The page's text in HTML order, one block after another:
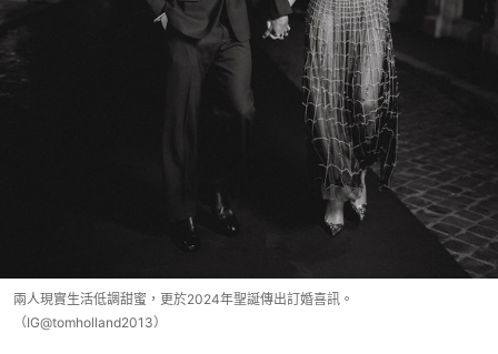
兩人現實生活低調甜蜜，更於2024年聖誕傳出訂婚喜訊。
（IG@tomholland2013）